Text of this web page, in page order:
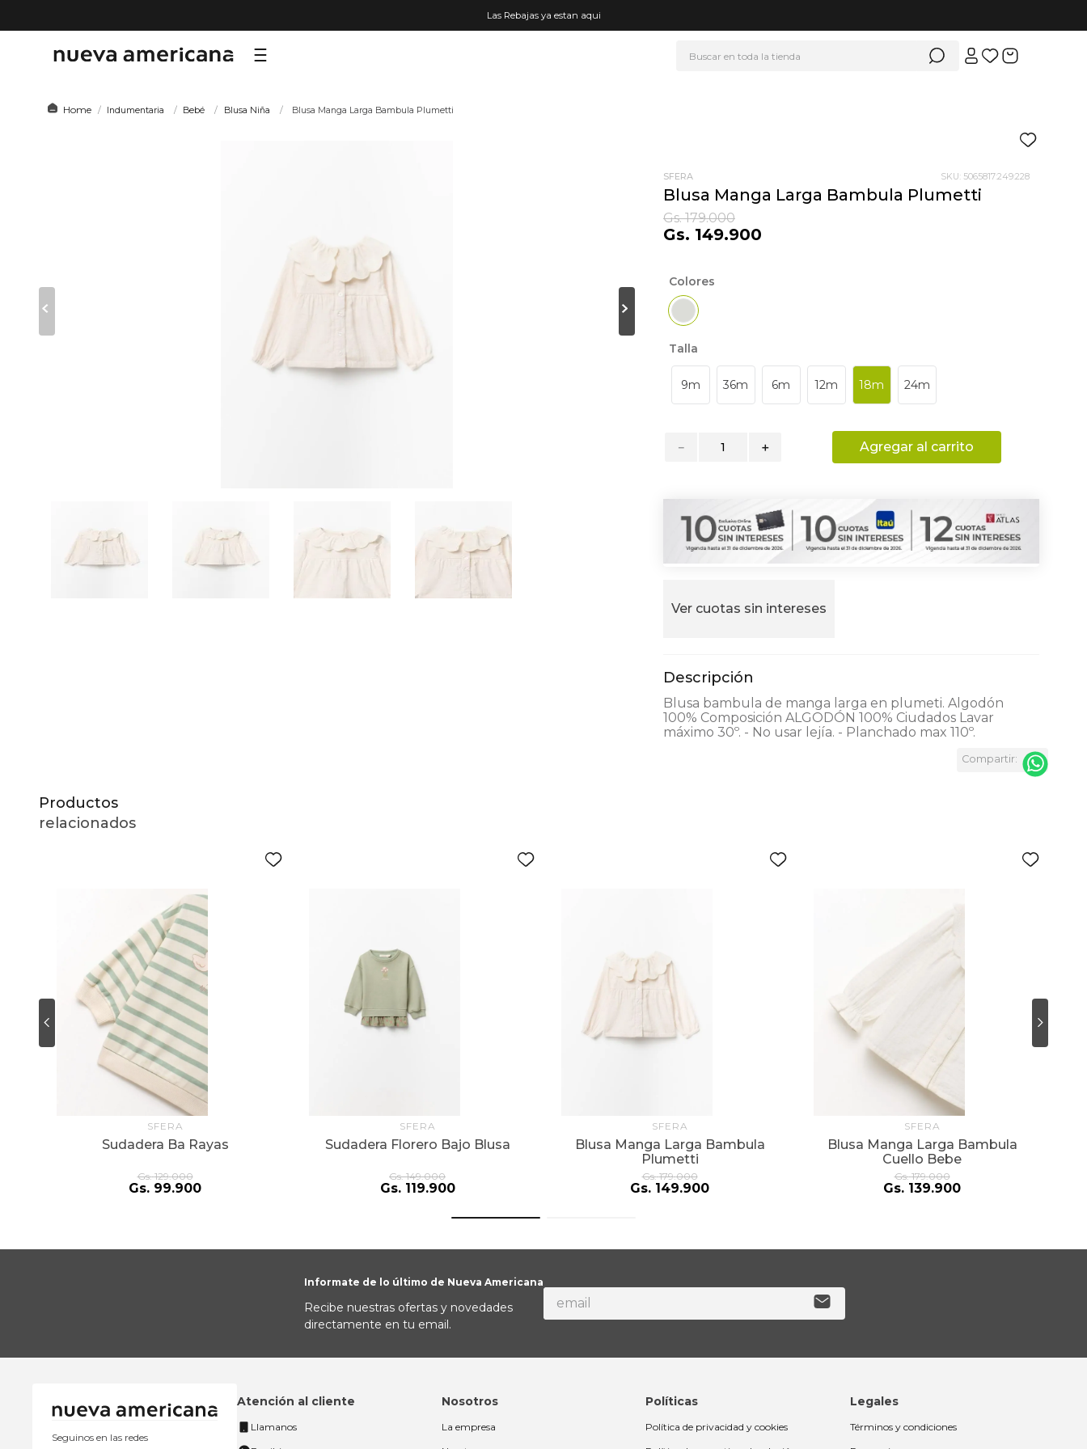
Las Rebajas ya estan aqui
cafetera
organizador
10. toalla
Indumentaria Bebé Blusa Niña Blusa Manga Larga Bambula Plumetti
SFERA SKU: 5065817:249:228
Blusa Manga Larga Bambula Plumetti
Gs. 179.000
Gs. 149.900
Colores
Talla
9m 36m 6m 12m 18m 24m
＋
－ Agregar al carrito
Ver cuotas sin intereses
Blusa bambula de manga larga en plumeti. Algodón
100% Composición ALGODÓN 100% Ciudados Lavar
máximo 30º. - No usar lejía. - Planchado max 110º.
Productos
relacionados
SFERA
Sudadera Ba Rayas
Gs. 129.000
Gs. 99.900
SFERA
Sudadera Florero Bajo Blusa
Gs. 149.000
Gs. 119.900
SFERA
Blusa Manga Larga Bambula
Plumetti
Gs. 179.000
Gs. 149.900
SFERA
Blusa Manga Larga Bambula
Cuello Bebe
Gs. 179.000
Gs. 139.900
Informate de lo último de Nueva Americana
Recibe nuestras ofertas y novedades
directamente en tu email.
Seguinos en las redes
Atención al cliente
Llamanos
Nosotros
La empresa
Políticas
Política de privacidad y cookies
Legales
Términos y condiciones